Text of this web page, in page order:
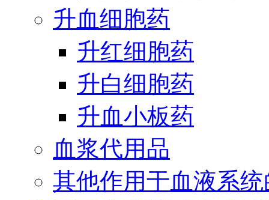
升血细胞药
升红细胞药
升白细胞药
升血小板药
血浆代用品
其他作用于血液系